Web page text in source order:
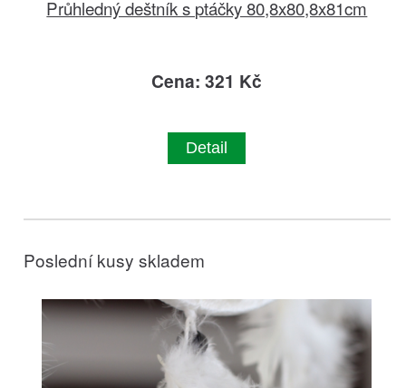
Průhledný deštník s ptáčky 80,8x80,8x81cm
Cena: 321 Kč
Detail
Poslední kusy skladem